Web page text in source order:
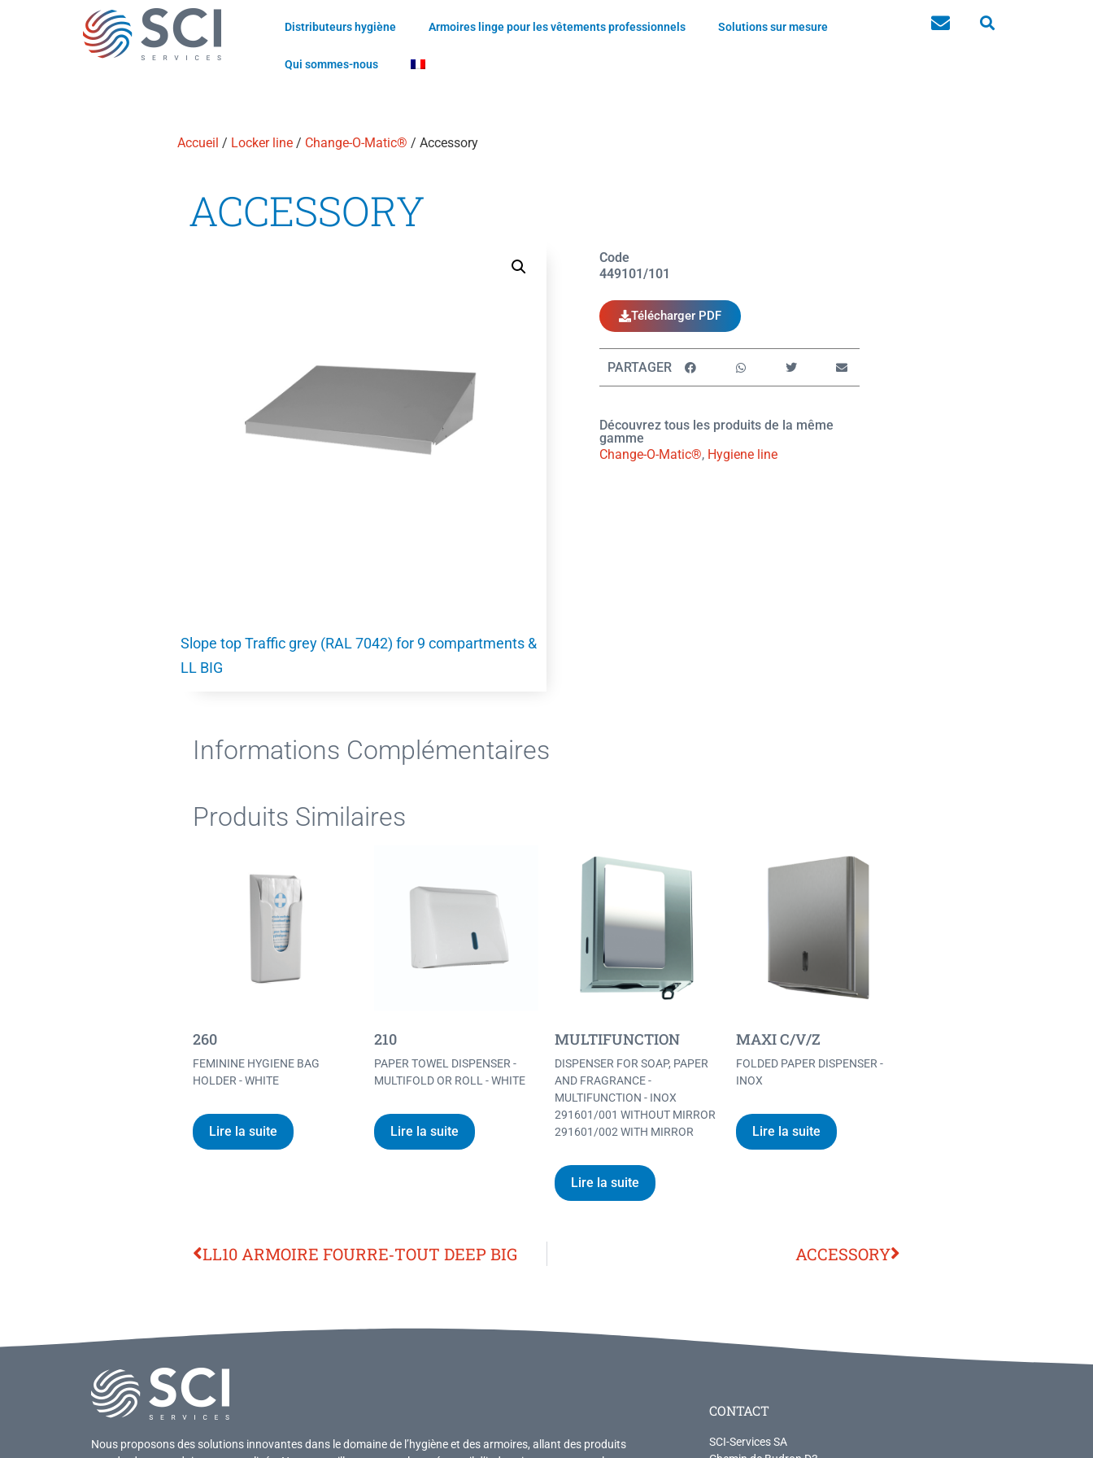
Distributeurs hygiène Armoires linge pour les vêtements professionnels Solutions sur mesure
Qui sommes-nous
Accueil / Locker line / Change-O-Matic® / Accessory
ACCESSORY
Slope top Traffic grey (RAL 7042) for 9 compartments &
LL BIG
Code
449101/101
Télécharger PDF
PARTAGER
Découvrez tous les produits de la même
gamme
Change-O-Matic®, Hygiene line
Informations Complémentaires
Produits Similaires
260
FEMININE HYGIENE BAG
HOLDER - WHITE
Lire la suite
210
PAPER TOWEL DISPENSER -
MULTIFOLD OR ROLL - WHITE
Lire la suite
MULTIFUNCTION
DISPENSER FOR SOAP, PAPER
AND FRAGRANCE -
MULTIFUNCTION - INOX
291601/001 WITHOUT MIRROR
291601/002 WITH MIRROR
Lire la suite
MAXI C/V/Z
FOLDED PAPER DISPENSER -
INOX
Lire la suite
LL10 ARMOIRE FOURRE‐TOUT DEEP BIG ACCESSORY
Nous proposons des solutions innovantes dans le domaine de l’hygiène et des armoires, allant des produits
CONTACT
SCI-Services SA